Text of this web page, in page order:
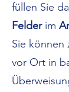
füllen Sie
Felderim
Sie können
vor Ort in